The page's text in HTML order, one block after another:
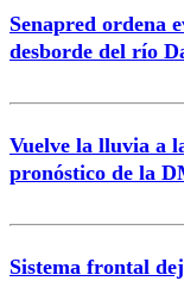
Senapred ordena
desborde del río
Vuelve la lluvia a
pronóstico de la
Sistema frontal